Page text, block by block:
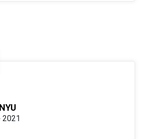
2021